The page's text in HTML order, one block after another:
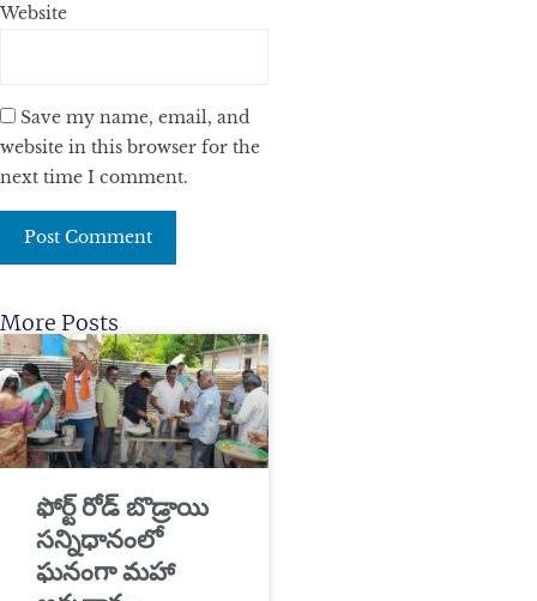
Website
Save my name, email, and
website in this browser for the
next time I comment.
More Posts
​ఫోర్ట్ రోడ్ బొడ్రాయి
సన్నిధానంలో
ఘనంగా మహా